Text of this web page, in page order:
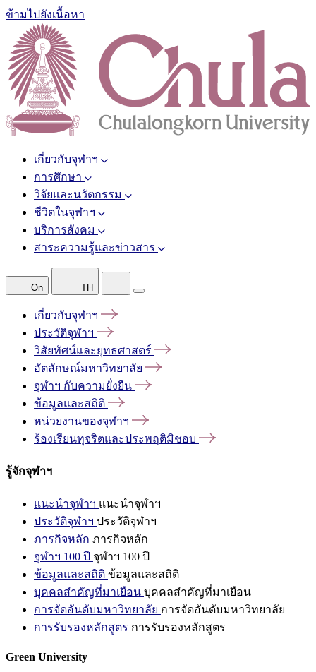
ข้ามไปยังเนื้อหา
เกี่ยวกับจุฬาฯ
การศึกษา
วิจัยและนวัตกรรม
ชีวิตในจุฬาฯ
บริการสังคม
สาระความรู้และข่าวสาร
On TH
เกี่ยวกับจุฬาฯ
ประวัติจุฬาฯ
วิสัยทัศน์และยุทธศาสตร์
อัตลักษณ์มหาวิทยาลัย
จุฬาฯ กับความยั่งยืน
ข้อมูลและสถิติ
หน่วยงานของจุฬาฯ
ร้องเรียนทุจริตและประพฤติมิชอบ
รู้จักจุฬาฯ
แนะนำจุฬาฯ แนะนำจุฬาฯ
ประวัติจุฬาฯ ประวัติจุฬาฯ
ภารกิจหลัก ภารกิจหลัก
จุฬาฯ 100 ปี จุฬาฯ 100 ปี
ข้อมูลและสถิติ ข้อมูลและสถิติ
บุคคลสำคัญที่มาเยือน บุคคลสำคัญที่มาเยือน
การจัดอันดับมหาวิทยาลัย การจัดอันดับมหาวิทยาลัย
การรับรองหลักสูตร การรับรองหลักสูตร
Green University